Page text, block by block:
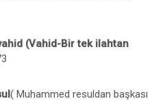
(Vahid-Bir tek ilahtan
( Muhammed resuldan başkası